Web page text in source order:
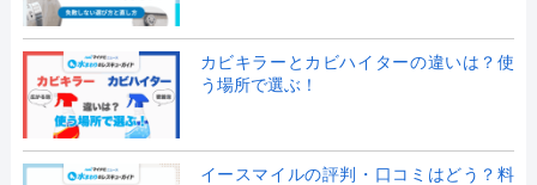
カビキラーとカビハイターの違いは？使
う場所で選ぶ！
イースマイルの評判・口コミはどう？料